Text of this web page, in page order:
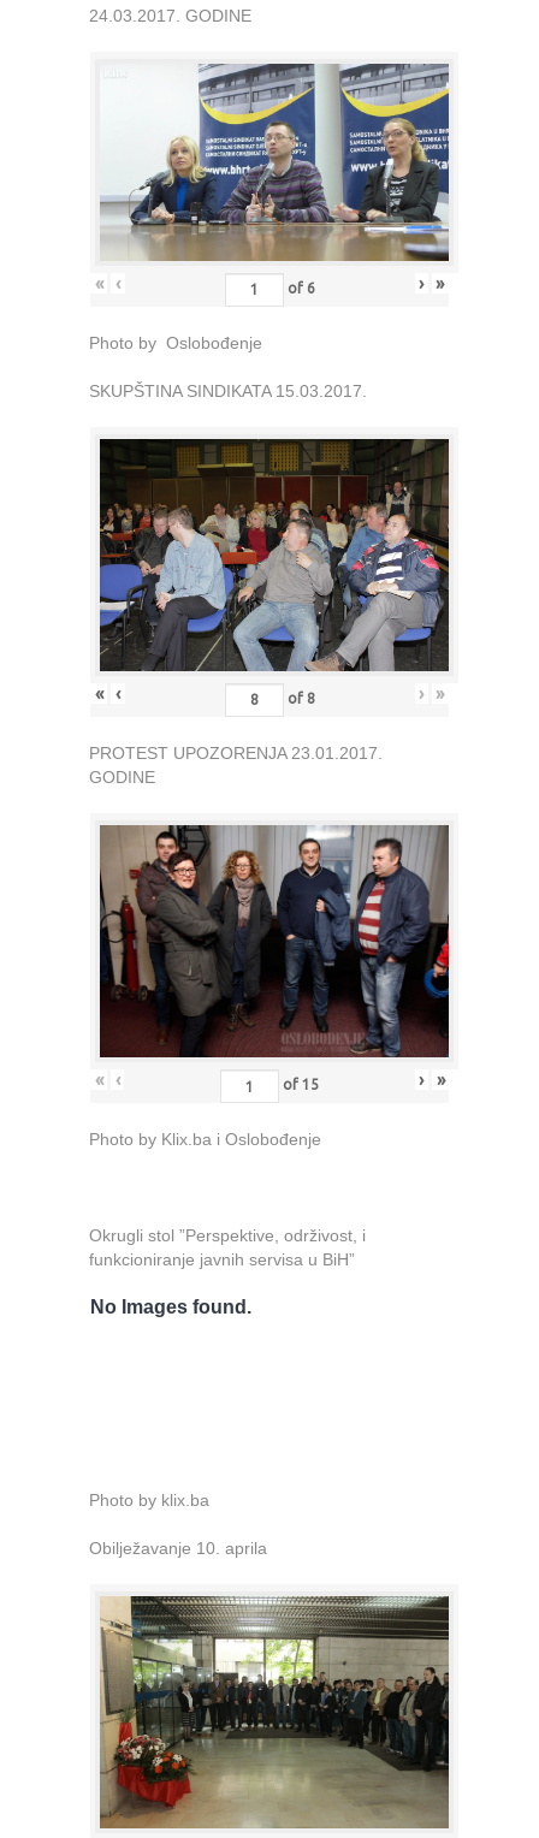
24.03.2017. GODINE
« ‹ of 6 › »
Photo by Oslobođenje
SKUPŠTINA SINDIKATA 15.03.2017.
« ‹ of 8 › »
PROTEST UPOZORENJA 23.01.2017.
GODINE
« ‹ of 15 › »
Photo by Klix.ba i Oslobođenje
Okrugli stol ”Perspektive, održivost, i
funkcioniranje javnih servisa u BiH”
No Images found.
Photo by klix.ba
Obilježavanje 10. aprila